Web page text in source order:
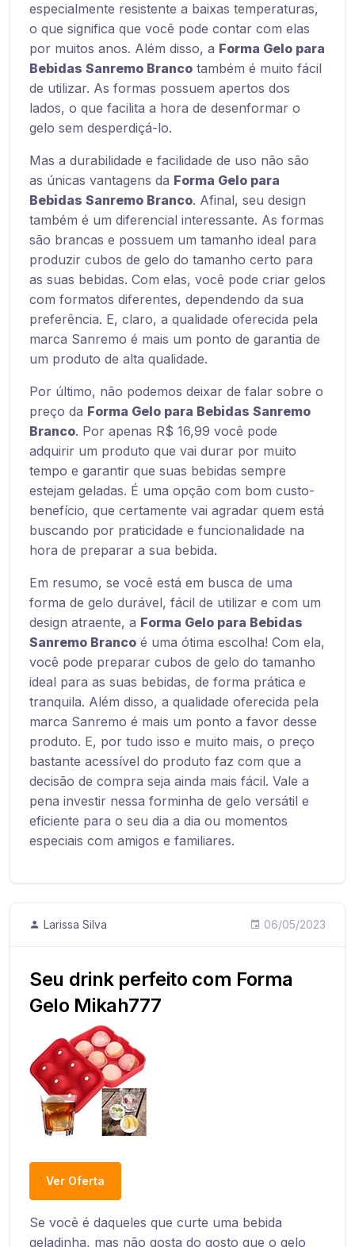
especialmente resistente a baixas temperaturas,
o que significa que você pode contar com elas
por muitos anos. Além disso, a Forma Gelo para
Bebidas Sanremo Branco também é muito fácil
de utilizar. As formas possuem apertos dos
lados, o que facilita a hora de desenformar o
gelo sem desperdiçá-lo.
Mas a durabilidade e facilidade de uso não são
as únicas vantagens da Forma Gelo para
Bebidas Sanremo Branco. Afinal, seu design
também é um diferencial interessante. As formas
são brancas e possuem um tamanho ideal para
produzir cubos de gelo do tamanho certo para
as suas bebidas. Com elas, você pode criar gelos
com formatos diferentes, dependendo da sua
preferência. E, claro, a qualidade oferecida pela
marca Sanremo é mais um ponto de garantia de
um produto de alta qualidade.
Por último, não podemos deixar de falar sobre o
preço da Forma Gelo para Bebidas Sanremo
Branco. Por apenas R$ 16,99 você pode
adquirir um produto que vai durar por muito
tempo e garantir que suas bebidas sempre
estejam geladas. É uma opção com bom custo-
benefício, que certamente vai agradar quem está
buscando por praticidade e funcionalidade na
hora de preparar a sua bebida.
Em resumo, se você está em busca de uma
forma de gelo durável, fácil de utilizar e com um
design atraente, a Forma Gelo para Bebidas
Sanremo Branco é uma ótima escolha! Com ela,
você pode preparar cubos de gelo do tamanho
ideal para as suas bebidas, de forma prática e
tranquila. Além disso, a qualidade oferecida pela
marca Sanremo é mais um ponto a favor desse
produto. E, por tudo isso e muito mais, o preço
bastante acessível do produto faz com que a
decisão de compra seja ainda mais fácil. Vale a
pena investir nessa forminha de gelo versátil e
eficiente para o seu dia a dia ou momentos
especiais com amigos e familiares.
Larissa Silva 06/05/2023
Seu drink perfeito com Forma
Gelo Mikah777
Ver Oferta
Se você é daqueles que curte uma bebida
geladinha, mas não gosta do gosto que o gelo